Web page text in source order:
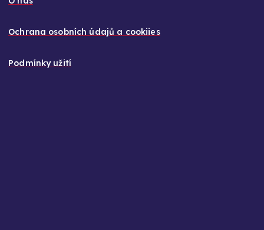
Ochrana osobních údajů a cookiies
Podmínky užití